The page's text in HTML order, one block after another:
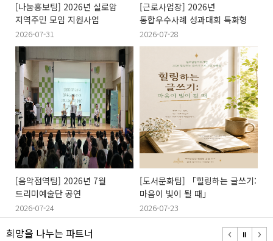
[나눔홍보팀] 2026년 실로암
지역주민 모임 지원사업
2026-07-31
[근로사업장] 2026년
통합우수사례 성과대회 특화형
2026-07-28
[음악점역팀] 2026년 7월
드리미예술단 공연
2026-07-24
[도서문화팀] 「힐링하는 글쓰기:
마음이 빛이 될 때」
2026-07-23
희망을 나누는 파트너